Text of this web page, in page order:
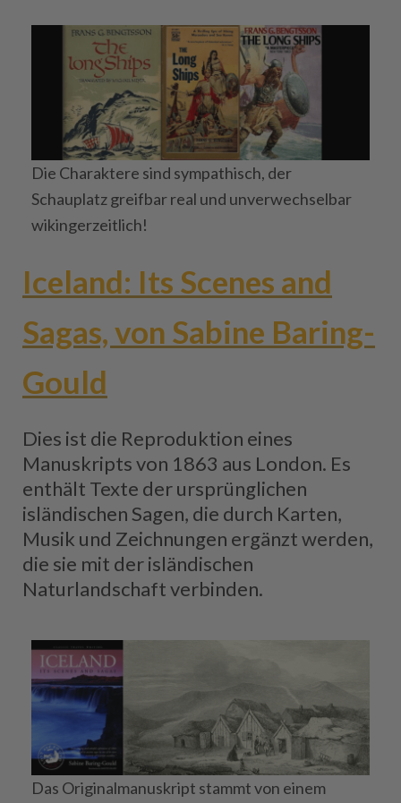
Die Charaktere sind sympathisch, der
Schauplatz greifbar real und unverwechselbar
wikingerzeitlich!
Iceland: Its Scenes and
Sagas, von Sabine Baring-
Gould
Dies ist die Reproduktion eines
Manuskripts von 1863 aus London. Es
enthält Texte der ursprünglichen
isländischen Sagen, die durch Karten,
Musik und Zeichnungen ergänzt werden,
die sie mit der isländischen
Naturlandschaft verbinden.
Das Originalmanuskript stammt von einem